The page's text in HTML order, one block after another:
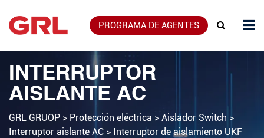
PROGRAMA DE AGENTES
INTERRUPTOR
AISLANTE AC
GRL GRUOP > Protección eléctrica > Aislador Switch >
Interruptor aislante AC > Interruptor de aislamiento UKF